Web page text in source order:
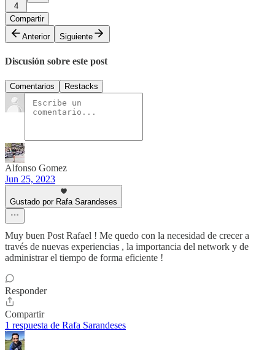
4
Compartir
Anterior
Siguiente
Discusión sobre este post
Comentarios Restacks
Alfonso Gomez
Jun 25, 2023
Gustado por Rafa Sarandeses
Muy buen Post Rafael ! Me quedo con la necesidad de crecer a
través de nuevas experiencias , la importancia del network y de
administrar el tiempo de forma eficiente !
Responder
Compartir
1 respuesta de Rafa Sarandeses